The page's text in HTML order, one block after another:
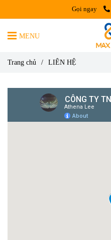
Gọi ngay
MENU
Trang chủ / LIÊN HỆ